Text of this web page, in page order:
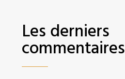
Les derniers
commentaires